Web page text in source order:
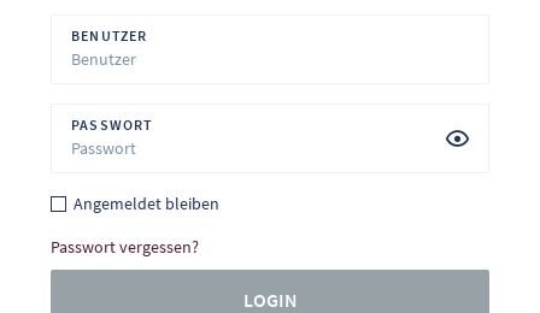
BENUTZER
PASSWORT
Angemeldet bleiben
Passwort vergessen?
LOGIN